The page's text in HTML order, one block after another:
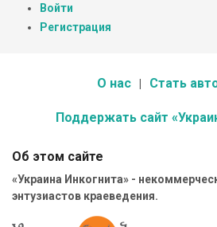
Войти
Регистрация
О нас Стать
Поддержать сайт
Об этом сайте
«Украина Инкогнита» -
энтузиастов краеведения.